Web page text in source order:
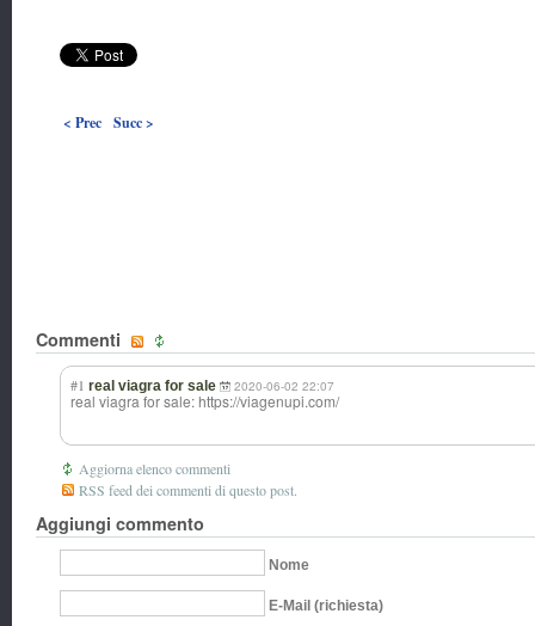
< Prec Succ >
Commenti
#1 real viagra for sale 2020-06-02 22:07
real viagra for sale: https://viagenupi.com/
Aggiorna elenco commenti
RSS feed dei commenti di questo post.
Aggiungi commento
Nome
E-Mail (richiesta)